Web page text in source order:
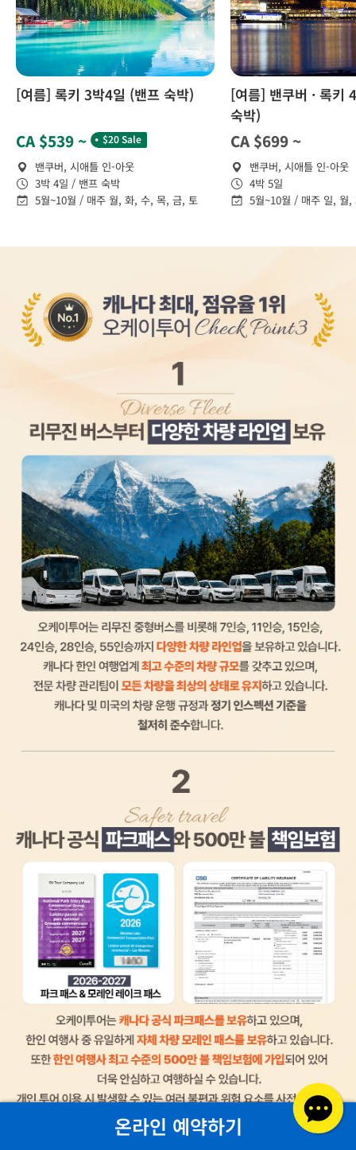
온라인 예약하기
[여름] 록키 3박4일 (밴프 숙박)
CA $539 ~ $20 Sale
˙
밴쿠버, 시애틀 인-아웃
3박 4일 / 밴프 숙박
5월~10월 / 매주 월, 화, 수, 목, 금, 토
[여름] 밴쿠버 · 록키
숙박)
CA $699 ~
밴쿠버, 시애틀 인-아웃
4박 5일
5월~10월 / 매주 일, 월